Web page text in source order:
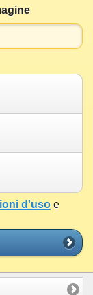
d'uso e